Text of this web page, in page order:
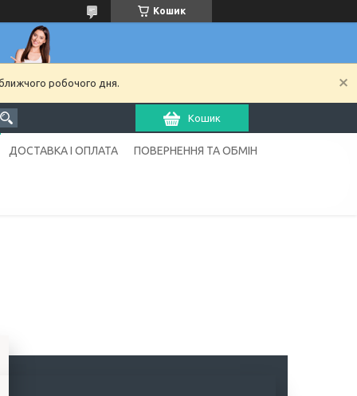
Кошик
робочого дня.
Кошик
ДОСТАВКА І ОПЛАТА ПОВЕРНЕННЯ ТА ОБМІН